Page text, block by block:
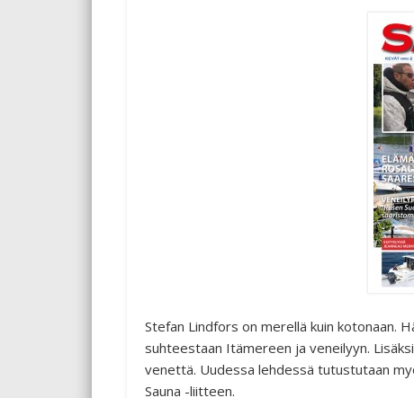
Stefan Lindfors on merellä kuin kotonaan.
suhteestaan Itämereen ja veneilyyn.
venettä. Uudessa lehdessä tutustutaan
Sauna -liitteen.